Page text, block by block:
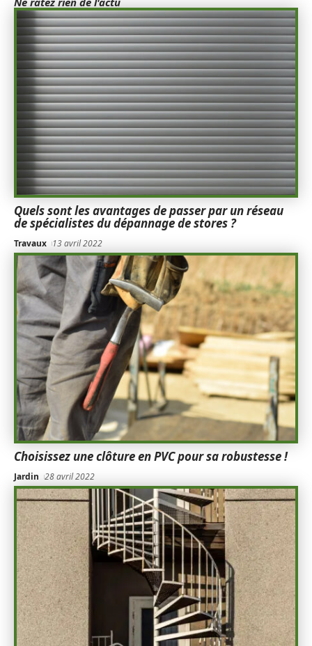
Quels sont les avantages de passer par un réseau
de spécialistes du dépannage de stores ?
Travaux 13 avril 2022
Choisissez une clôture en PVC pour sa robustesse !
Jardin 28 avril 2022